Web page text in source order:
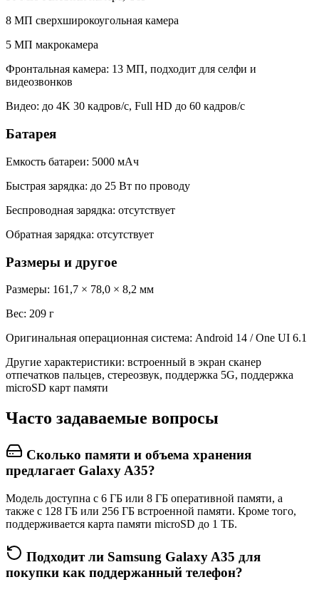
8 МП сверхширокоугольная камера
5 МП макрокамера
Фронтальная камера: 13 МП, подходит для селфи и
видеозвонков
Видео: до 4K 30 кадров/с, Full HD до 60 кадров/с
Батарея
Емкость батареи: 5000 мАч
Быстрая зарядка: до 25 Вт по проводу
Беспроводная зарядка: отсутствует
Обратная зарядка: отсутствует
Размеры и другое
Размеры: 161,7 × 78,0 × 8,2 мм
Вес: 209 г
Оригинальная операционная система: Android 14 / One UI 6.1
Другие характеристики: встроенный в экран сканер
отпечатков пальцев, стереозвук, поддержка 5G, поддержка
microSD карт памяти
Часто задаваемые вопросы
Сколько памяти и объема хранения
предлагает Galaxy A35?
Модель доступна с 6 ГБ или 8 ГБ оперативной памяти, а
также с 128 ГБ или 256 ГБ встроенной памяти. Кроме того,
поддерживается карта памяти microSD до 1 ТБ.
Подходит ли Samsung Galaxy A35 для
покупки как поддержанный телефон?